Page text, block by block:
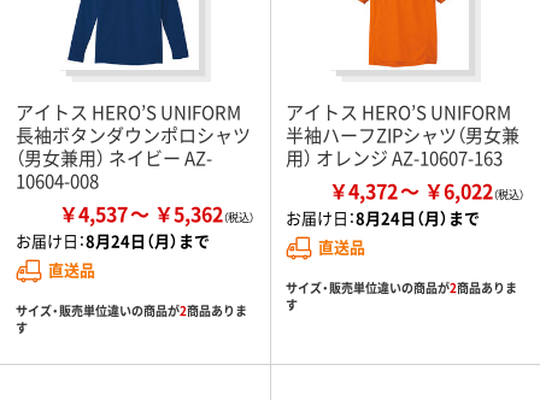
アイトス HERO’S UNIFORM
長袖ボタンダウンポロシャツ
（男女兼用） ネイビー AZ-
10604-008
￥4,537 ￥5,362
お届け日：8月24日（月）まで
直送品
サイズ・販売単位違いの商品が2商品ありま
す
アイトス HERO’S UNIFORM
半袖ハーフZIPシャツ（男女兼
用） オレンジ AZ-10607-163
￥4,372 ￥6,022
お届け日：8月24日（月）まで
直送品
サイズ・販売単位違いの商品が2商品ありま
す